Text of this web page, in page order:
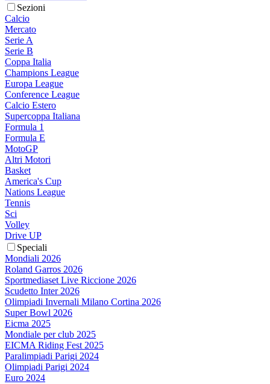
Sezioni
Calcio
Mercato
Serie A
Serie B
Coppa Italia
Champions League
Europa League
Conference League
Calcio Estero
Supercoppa Italiana
Formula 1
Formula E
MotoGP
Altri Motori
Basket
America's Cup
Nations League
Tennis
Sci
Volley
Drive UP
Speciali
Mondiali 2026
Roland Garros 2026
Sportmediaset Live Riccione 2026
Scudetto Inter 2026
Olimpiadi Invernali Milano Cortina 2026
Super Bowl 2026
Eicma 2025
Mondiale per club 2025
EICMA Riding Fest 2025
Paralimpiadi Parigi 2024
Olimpiadi Parigi 2024
Euro 2024